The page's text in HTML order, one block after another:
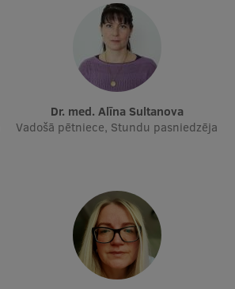
Dr. med. Alīna Sultanova
Vadošā pētniece, Stundu pasniedzēja